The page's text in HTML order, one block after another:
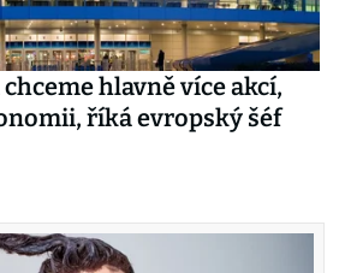
hlavně více akcí,
říká evropský šéf